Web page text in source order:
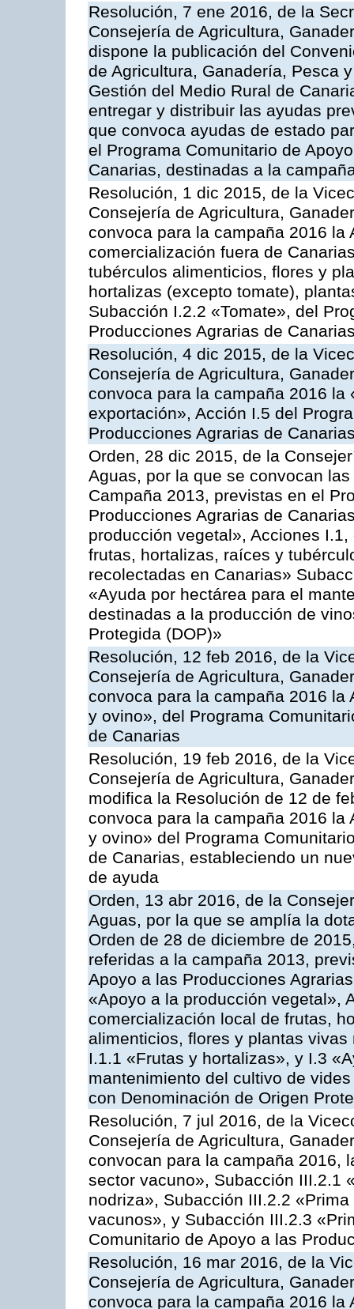
Resolución, 7 ene 2016, de la
Consejería de Agricultura,
dispone la publicación del
de Agricultura, Ganadería, Pesca
Gestión del Medio Rural de
entregar y distribuir las ayudas
que convoca ayudas de estado
el Programa Comunitario de
Canarias, destinadas a la
Resolución, 1 dic 2015, de la
Consejería de Agricultura,
convoca para la campaña 2016 la
comercialización fuera de
tubérculos alimenticios, flores y
hortalizas (excepto tomate),
Subacción I.2.2 «Tomate», del
Producciones Agrarias de
Resolución, 4 dic 2015, de la
Consejería de Agricultura,
convoca para la campaña 2016
exportación», Acción I.5 del
Producciones Agrarias de
Orden, 28 dic 2015, de la
Aguas, por la que se convocan
Campaña 2013, previstas en el
Producciones Agrarias de
producción vegetal», Acciones
frutas, hortalizas, raíces y
recolectadas en Canarias»
«Ayuda por hectárea para el
destinadas a la producción de
Protegida (DOP)»
Resolución, 12 feb 2016, de la
Consejería de Agricultura,
convoca para la campaña 2016
y ovino», del Programa
de Canarias
Resolución, 19 feb 2016, de la
Consejería de Agricultura,
modifica la Resolución de 12 de
convoca para la campaña 2016
y ovino» del Programa
de Canarias, estableciendo un
de ayuda
Orden, 13 abr 2016, de la
Aguas, por la que se amplía la
Orden de 28 de diciembre de
referidas a la campaña 2013,
Apoyo a las Producciones
«Apoyo a la producción vegetal»,
comercialización local de frutas,
alimenticios, flores y plantas
I.1.1 «Frutas y hortalizas», y I.3
mantenimiento del cultivo de
con Denominación de Origen
Resolución, 7 jul 2016, de la
Consejería de Agricultura,
convocan para la campaña 2016,
sector vacuno», Subacción III.2.1
nodriza», Subacción III.2.2
vacunos», y Subacción III.2.3
Comunitario de Apoyo a las
Resolución, 16 mar 2016, de la
Consejería de Agricultura,
convoca para la campaña 2016